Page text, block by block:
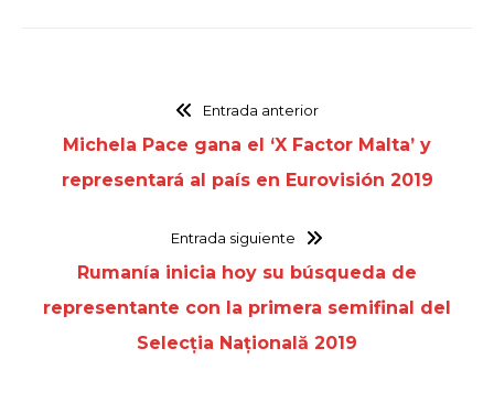
Entrada anterior
Michela Pace gana el ‘X Factor Malta’ y
representará al país en Eurovisión 2019
Entrada siguiente
Rumanía inicia hoy su búsqueda de
representante con la primera semifinal del
Selecția Națională 2019